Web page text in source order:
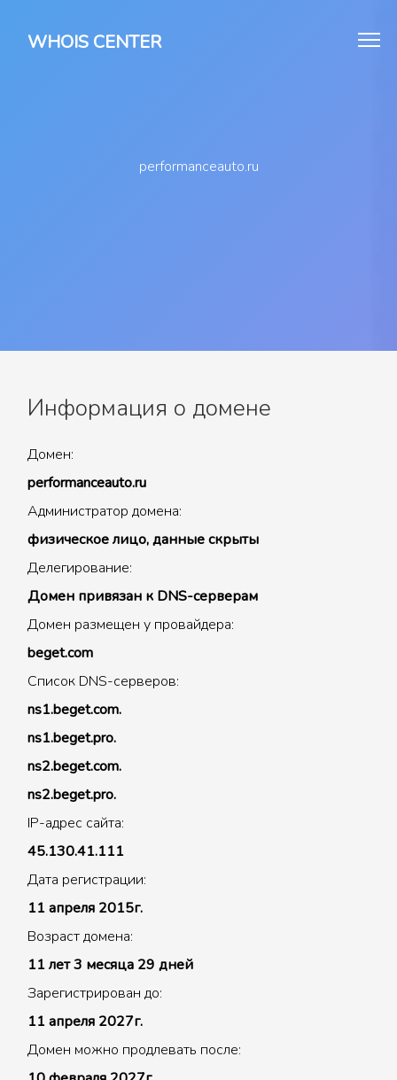
WHOIS CENTER
performanceauto.ru
Информация о домене
Домен:
performanceauto.ru
Администратор домена:
физическое лицо, данные скрыты
Делегирование:
Домен привязан к DNS-серверам
Домен размещен у провайдера:
beget.com
Список DNS-серверов:
ns1.beget.com.
ns1.beget.pro.
ns2.beget.com.
ns2.beget.pro.
IP-адрес сайта:
45.130.41.111
Дата регистрации:
11 апреля 2015г.
Возраст домена:
11 лет 3 месяца 29 дней
Зарегистрирован до:
11 апреля 2027г.
Домен можно продлевать после: